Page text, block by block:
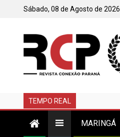
Sábado, 08 de Agosto de 2026
TEMPO REAL
MARINGÁ